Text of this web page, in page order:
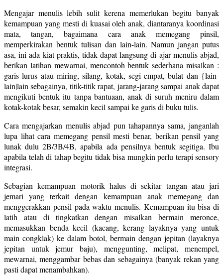
Mengajar menulis lebih sulit kerena memerlukan begitu banyak
kemampuan yang mesti di kuasai oleh anak, diantaranya koordinasi
mata, tangan, bagaimana cara anak memegang pinsil,
memperkirakan bentuk tulisan dan lain-lain. Namun jangan putus
asa, ini ada kiat praktis, tidak dapat langsung di ajar menulis abjad,
berikan latihan mewarnai, mencontoh bentuk sederhana misalkan :
garis lurus atau miring, silang, kotak, segi empat, bulat dan {lain-
lain|lain sebagainya, titik-titik rapat, jarang-jarang sampai anak dapat
mengikuti bentuk itu tanpa bantuaan, anak di suruh meniru dalam
kotak-kotak besar, semakin kecil sampai ke garis di buku tulis.
Cara mengajarkan menulis abjad pun tahapannya sama, janganlah
lupa lihat cara memegang pensil mesti benar, berikan pensil yang
lunak dulu 2B/3B/4B, apabila ada pensilnya bentuk segitiga. Ibu
apabila telah di tahap begitu tidak bisa mungkin perlu terapi sensory
integrasi.
Sebagian kemampuan motorik halus di sekitar tangan atau jari
jemari yang terkait dengan kemampuan anak memegang dan
menggerakkan pensil pada waktu menulis. Kemampuan itu bisa di
latih atau di tingkatkan dengan misalkan bermain meronce,
memasukkan benda kecil (kacang, kerang layaknya yang untuk
main congklak) ke dalam botol, bermain dengan jepitan (layaknya
jepitan untuk jemur baju), menggunting, melipat, menempel,
mewarnai, menggambar bebas dan sebagainya (banyak rekan yang
pasti dapat menambahkan).